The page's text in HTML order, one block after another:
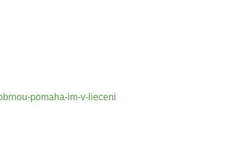
pomaha-im-v-lieceni